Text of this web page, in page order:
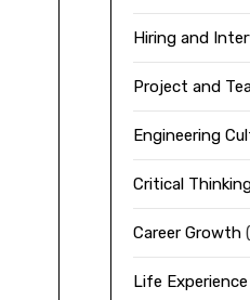
Hiring and
Project and
Engineering
Critical
Career Growth
Life